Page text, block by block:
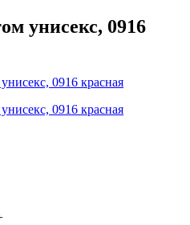
унисекс, 0916